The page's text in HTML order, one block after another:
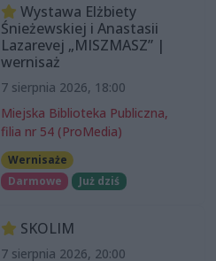
Wystawa Elżbiety
Śnieżewskiej i Anastasii
Lazarevej „MISZMASZ” |
wernisaż
7 sierpnia 2026, 18:00
Miejska Biblioteka Publiczna,
filia nr 54 (ProMedia)
Wernisaże
Darmowe
Już dziś
SKOLIM
7 sierpnia 2026, 20:00